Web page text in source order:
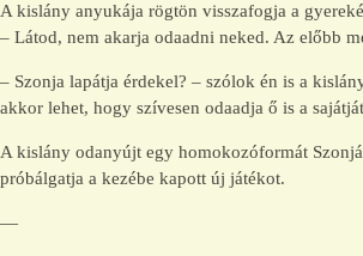
A kislány anyukája rögtön visszafogja a
– Látod, nem akarja odaadni neked. Az előbb
– Szonja lapátja érdekel? – szólok én is a
akkor lehet, hogy szívesen odaadja ő is a
A kislány odanyújt egy homokozóformát
próbálgatja a kezébe kapott új játékot.
—